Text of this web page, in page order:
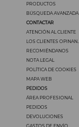
PRODUCTOS
BÚSQUEDA AVANZADA
CONTACTAR
ATENCIÓN AL CLIENTE
LOS CLIENTES OPINAN...
RECOMIÉNDANOS
NOTA LEGAL
POLÍTICA DE COOKIES
MAPA WEB
PEDIDOS
ÁREA PROFESIONAL
PEDIDOS
DEVOLUCIONES
GASTOS DE ENVÍO